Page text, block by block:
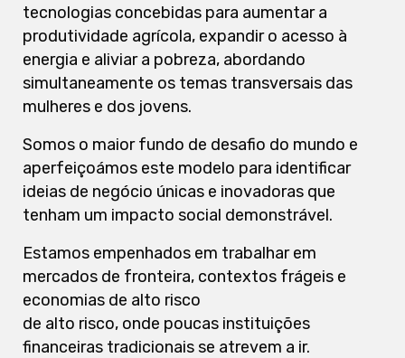
tecnologias concebidas para aumentar a
produtividade agrícola, expandir o acesso à
energia e aliviar a pobreza, abordando
simultaneamente os temas transversais das
mulheres e dos jovens.
Somos o maior fundo de desafio do mundo e
aperfeiçoámos este modelo para identificar
ideias de negócio únicas e inovadoras que
tenham um impacto social demonstrável.
Estamos empenhados em trabalhar em
mercados de fronteira, contextos frágeis e
economias de alto risco
de alto risco, onde poucas instituições
financeiras tradicionais se atrevem a ir.